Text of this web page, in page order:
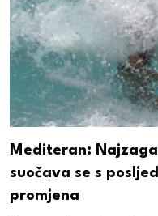
Mediteran:
suočava se s
promjena